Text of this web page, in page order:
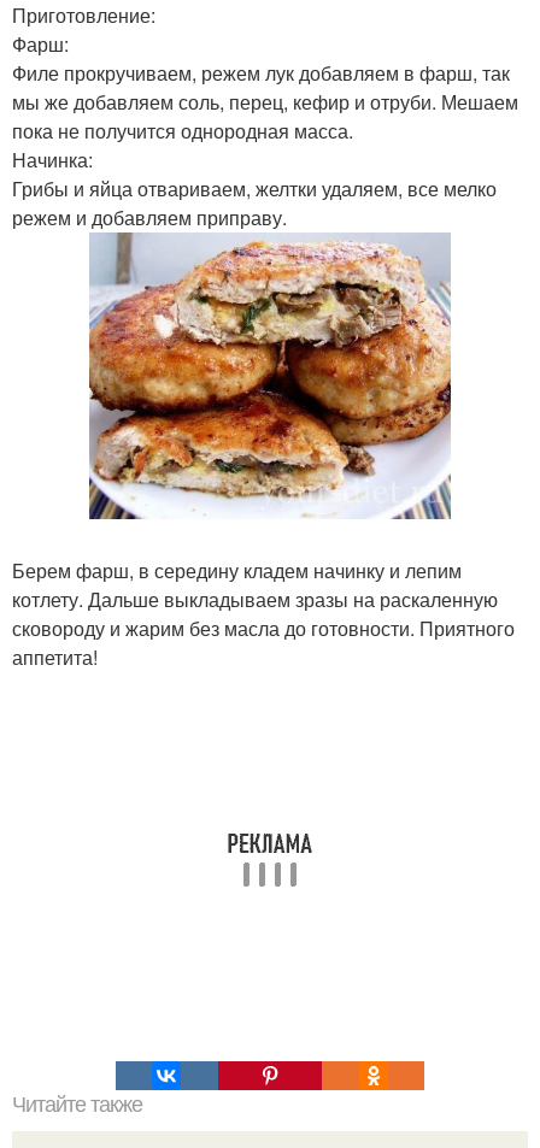
Приготовление:
Фарш:
Филе прокручиваем, режем лук добавляем в фарш, так
мы же добавляем соль, перец, кефир и отруби. Мешаем
пока не получится однородная масса.
Начинка:
Грибы и яйца отвариваем, желтки удаляем, все мелко
режем и добавляем приправу.
Берем фарш, в середину кладем начинку и лепим
котлету. Дальше выкладываем зразы на раскаленную
сковороду и жарим без масла до готовности. Приятного
аппетита!
Читайте также